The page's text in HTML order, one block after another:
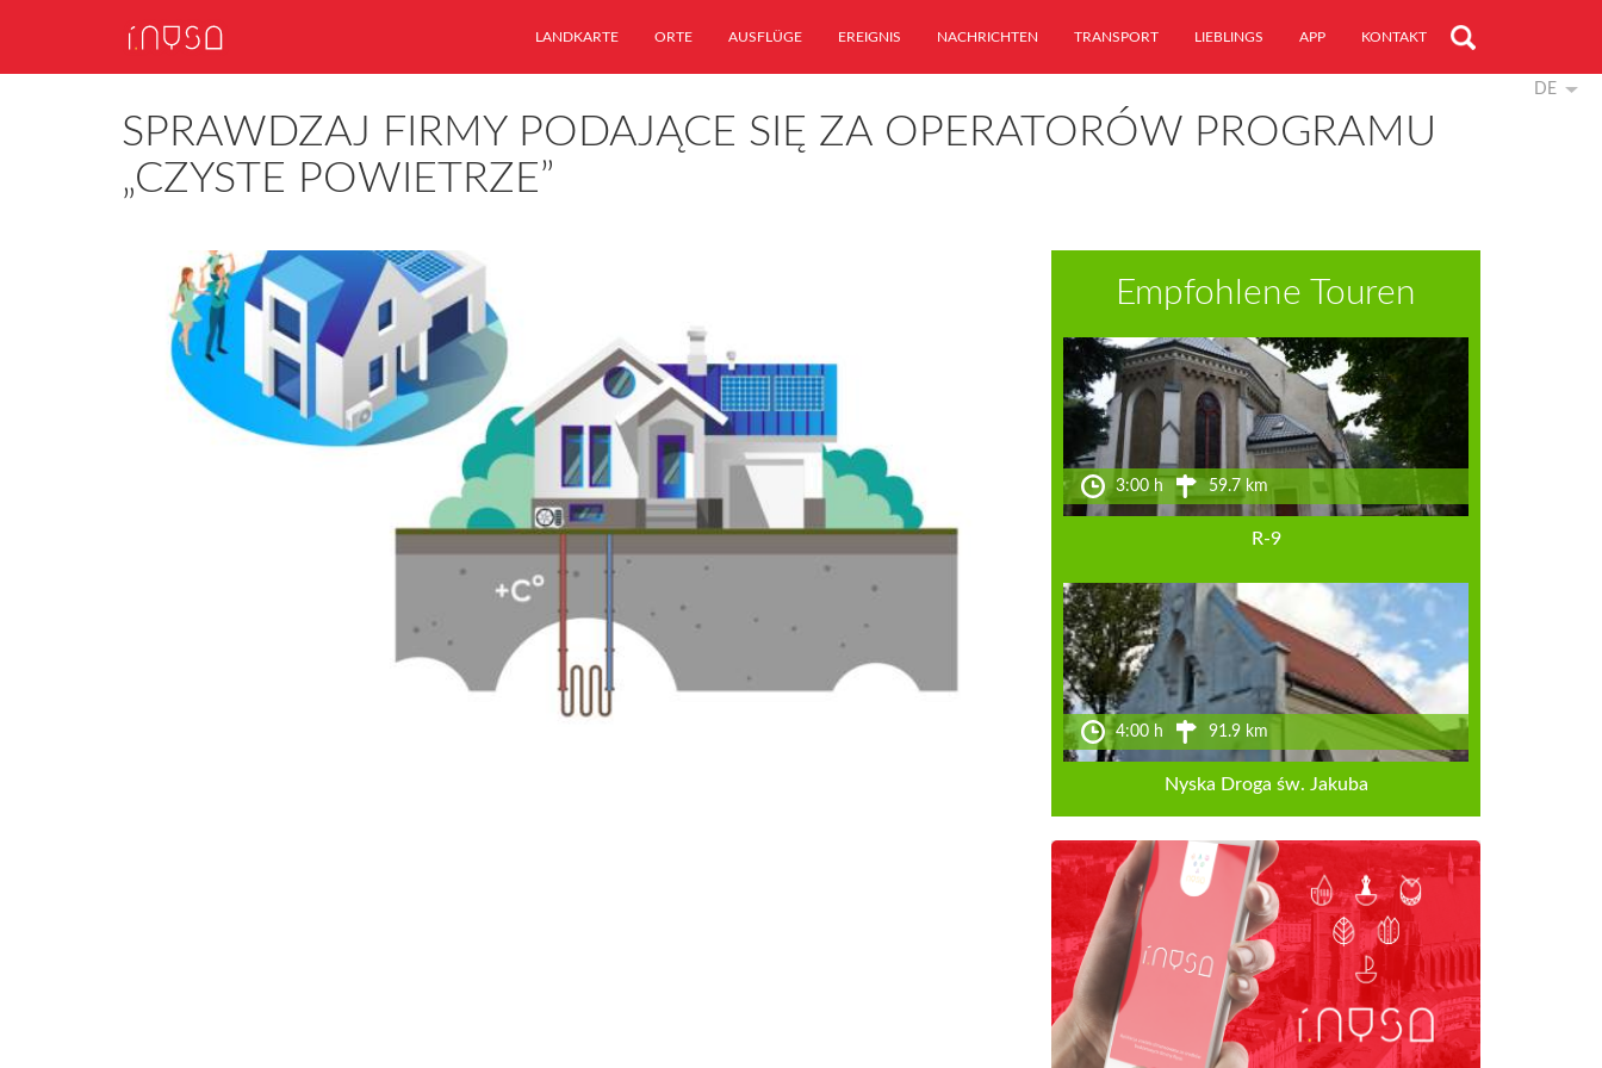
LANDKARTE ORTE AUSFLÜGE EREIGNIS NACHRICHTEN TRANSPORT LIEBLINGS APP KONTAKT
DE
SPRAWDZAJ FIRMY PODAJĄCE SIĘ ZA OPERATORÓW PROGRAMU
„CZYSTE POWIETRZE”
Empfohlene Touren
3:00 h 59.7 km
R-9
4:00 h 91.9 km
Nyska Droga św. Jakuba